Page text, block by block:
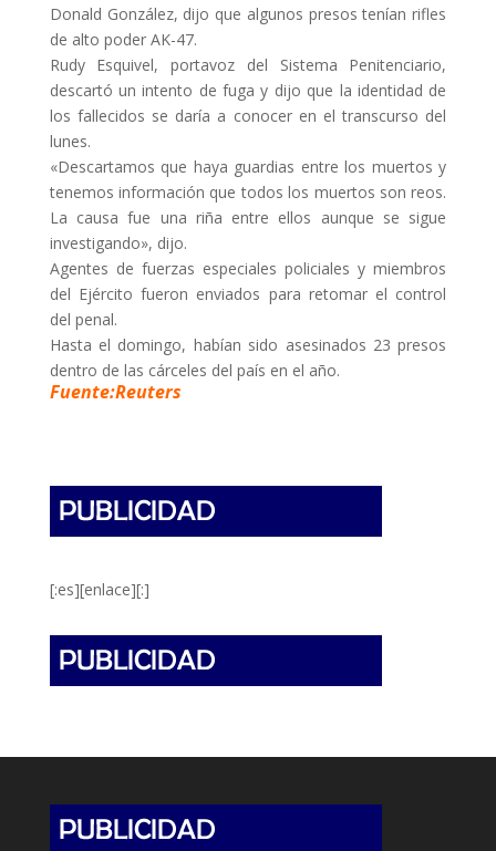
Donald González, dijo que algunos presos tenían rifles
de alto poder AK-47.
Rudy Esquivel, portavoz del Sistema Penitenciario,
descartó un intento de fuga y dijo que la identidad de
los fallecidos se daría a conocer en el transcurso del
lunes.
«Descartamos que haya guardias entre los muertos y
tenemos información que todos los muertos son reos.
La causa fue una riña entre ellos aunque se sigue
investigando», dijo.
Agentes de fuerzas especiales policiales y miembros
del Ejército fueron enviados para retomar el control
del penal.
Hasta el domingo, habían sido asesinados 23 presos
dentro de las cárceles del país en el año.
Fuente:Reuters
[:es][enlace][:]